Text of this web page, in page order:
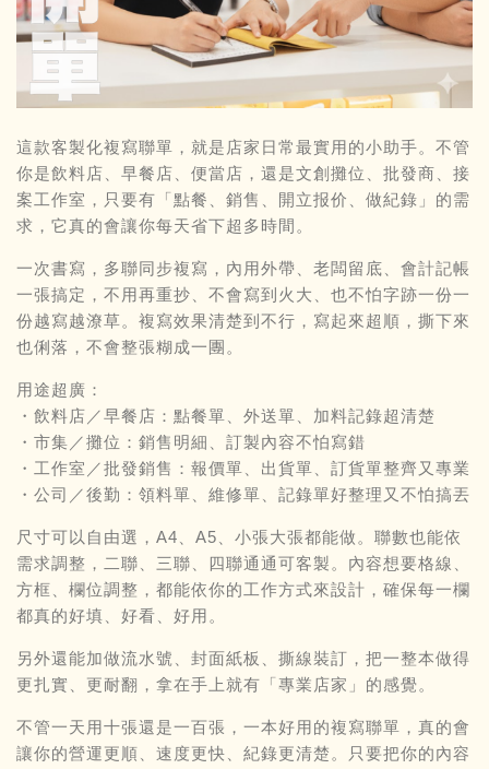
這款客製化複寫聯單，就是店家日常最實用的小助手。不管
你是飲料店、早餐店、便當店，還是文創攤位、批發商、接
案工作室，只要有「點餐、銷售、開立报价、做紀錄」的需
求，它真的會讓你每天省下超多時間。
一次書寫，多聯同步複寫，內用外帶、老闆留底、會計記帳
一張搞定，不用再重抄、不會寫到火大、也不怕字跡一份一
份越寫越潦草。複寫效果清楚到不行，寫起來超順，撕下來
也俐落，不會整張糊成一團。
用途超廣：
・飲料店／早餐店：點餐單、外送單、加料記錄超清楚
・市集／攤位：銷售明細、訂製內容不怕寫錯
・工作室／批發銷售：報價單、出貨單、訂貨單整齊又專業
・公司／後勤：領料單、維修單、記錄單好整理又不怕搞丟
尺寸可以自由選，A4、A5、小張大張都能做。聯數也能依
需求調整，二聯、三聯、四聯通通可客製。內容想要格線、
方框、欄位調整，都能依你的工作方式來設計，確保每一欄
都真的好填、好看、好用。
另外還能加做流水號、封面紙板、撕線裝訂，把一整本做得
更扎實、更耐翻，拿在手上就有「專業店家」的感覺。
不管一天用十張還是一百張，一本好用的複寫聯單，真的會
讓你的營運更順、速度更快、紀錄更清楚。只要把你的內容